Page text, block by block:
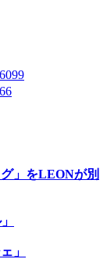
」をLEONが別
」